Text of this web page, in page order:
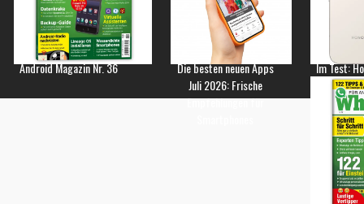
Android Magazin Nr. 36
Die besten neuen Apps
Juli 2026: Frische
Empfehlungen für
Im Test: